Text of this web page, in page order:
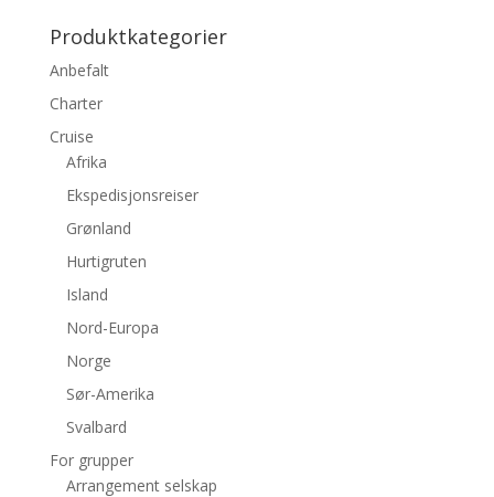
Produktkategorier
Anbefalt
Charter
Cruise
Afrika
Ekspedisjonsreiser
Grønland
Hurtigruten
Island
Nord-Europa
Norge
Sør-Amerika
Svalbard
For grupper
Arrangement selskap